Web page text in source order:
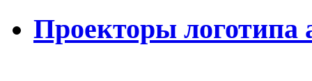
Проекторы логотипа